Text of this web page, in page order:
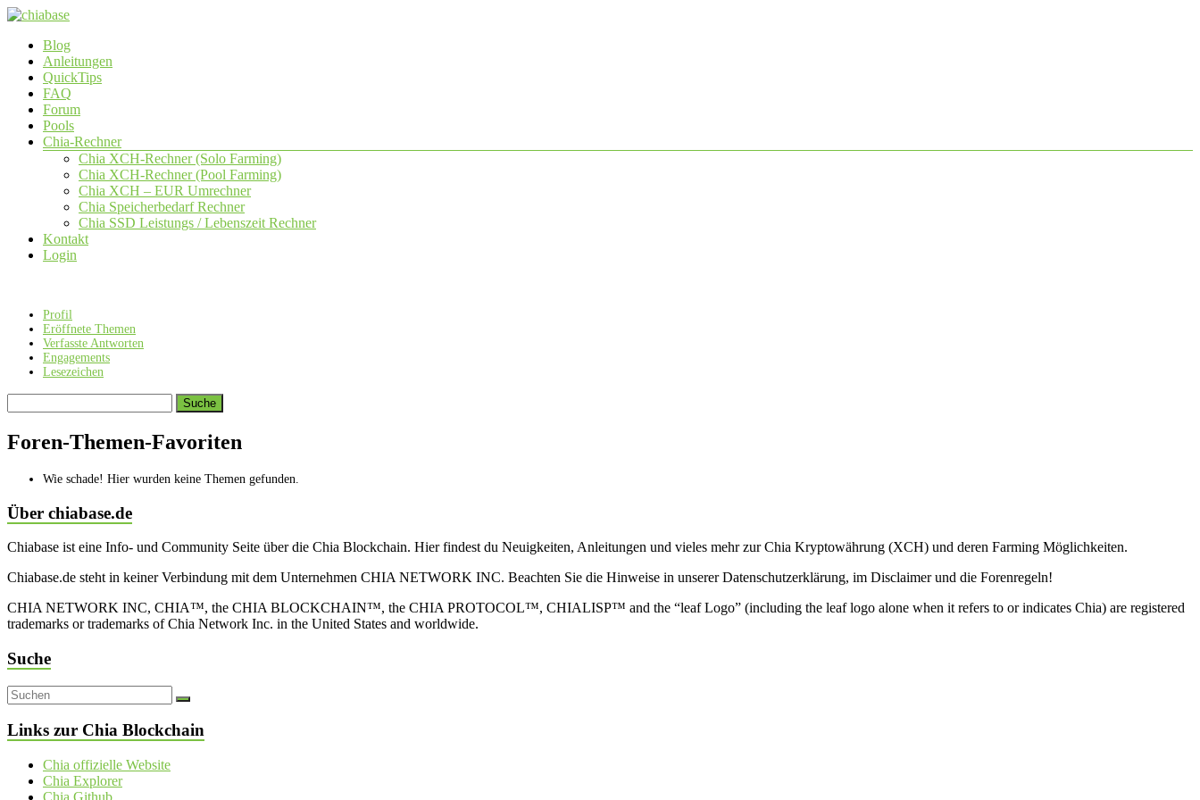
Zum
springen
chiabase
CHIA
Info-
Community
Seite
Menü
Blog
Anleitungen
QuickTips
FAQ
Forum
Pools
Chia-Rechner
Chia XCH-Rechner (Solo Farming)
Chia XCH-Rechner (Pool Farming)
Chia XCH – EUR Umrechner
Chia Speicherbedarf Rechner
Chia SSD Leistungs / Lebenszeit Rechner
Kontakt
Login
Profil
Eröffnete Themen
Verfasste Antworten
Engagements
Lesezeichen
topics:
Foren-Themen-Favoriten
Wie schade! Hier wurden keine Themen gefunden.
Über chiabase.de
Chiabase ist eine Info- und Community Seite über die Chia Blockchain. Hier findest du Neuigkeiten, Anleitungen und vieles mehr zur Chia Kryptowährung (XCH) und deren Farming Möglichkeiten.
Chiabase.de steht in keiner Verbindung mit dem Unternehmen CHIA NETWORK INC. Beachten Sie die Hinweise in unserer Datenschutzerklärung, im Disclaimer und die Forenregeln!
CHIA NETWORK INC, CHIA™, the CHIA BLOCKCHAIN™, the CHIA PROTOCOL™, CHIALISP™ and the “leaf Logo” (including the leaf logo alone when it refers to or indicates Chia) are registered
trademarks or trademarks of Chia Network Inc. in the United States and worldwide.
Suche
Links zur Chia Blockchain
Chia offizielle Website
Chia Explorer